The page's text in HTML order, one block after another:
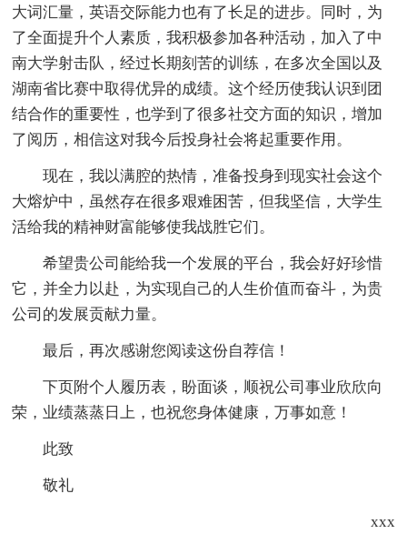
大词汇量，英语交际能力也有了长足的进步。同时，为
了全面提升个人素质，我积极参加各种活动，加入了中
南大学射击队，经过长期刻苦的训练，在多次全国以及
湖南省比赛中取得优异的成绩。这个经历使我认识到团
结合作的重要性，也学到了很多社交方面的知识，增加
了阅历，相信这对我今后投身社会将起重要作用。
现在，我以满腔的热情，准备投身到现实社会这个
大熔炉中，虽然存在很多艰难困苦，但我坚信，大学生
活给我的精神财富能够使我战胜它们。
希望贵公司能给我一个发展的平台，我会好好珍惜
它，并全力以赴，为实现自己的人生价值而奋斗，为贵
公司的发展贡献力量。
最后，再次感谢您阅读这份自荐信！
下页附个人履历表，盼面谈，顺祝公司事业欣欣向
荣，业绩蒸蒸日上，也祝您身体健康，万事如意！
此致
敬礼
xxx